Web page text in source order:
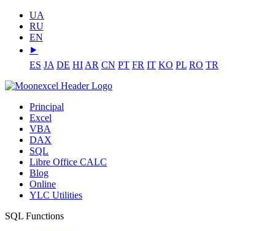
UA
RU
EN
⯈
ES JA DE HI AR CN PT FR IT KO PL RO TR
Principal
Excel
VBA
DAX
SQL
Libre Office CALC
Blog
Online
YLC Utilities
SQL Functions